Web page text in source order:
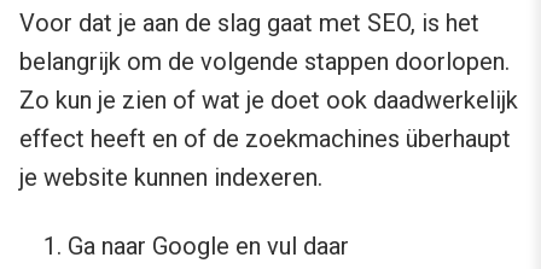
Voor dat je aan de slag gaat met SEO, is het
belangrijk om de volgende stappen doorlopen.
Zo kun je zien of wat je doet ook daadwerkelijk
effect heeft en of de zoekmachines überhaupt
je website kunnen indexeren.
Ga naar Google en vul daar